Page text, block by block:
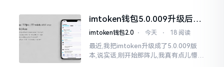
imtoken钱包5.0.009升级后咋
用？老用户实测分享
imtoken钱包2.0 ⋅ 今天 ⋅ 18 阅读
最近,我把imtoken升级成了5.0.009版
本,说实话,刚开始那阵儿,我真有点儿懵,